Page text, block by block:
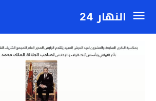
النهار 24